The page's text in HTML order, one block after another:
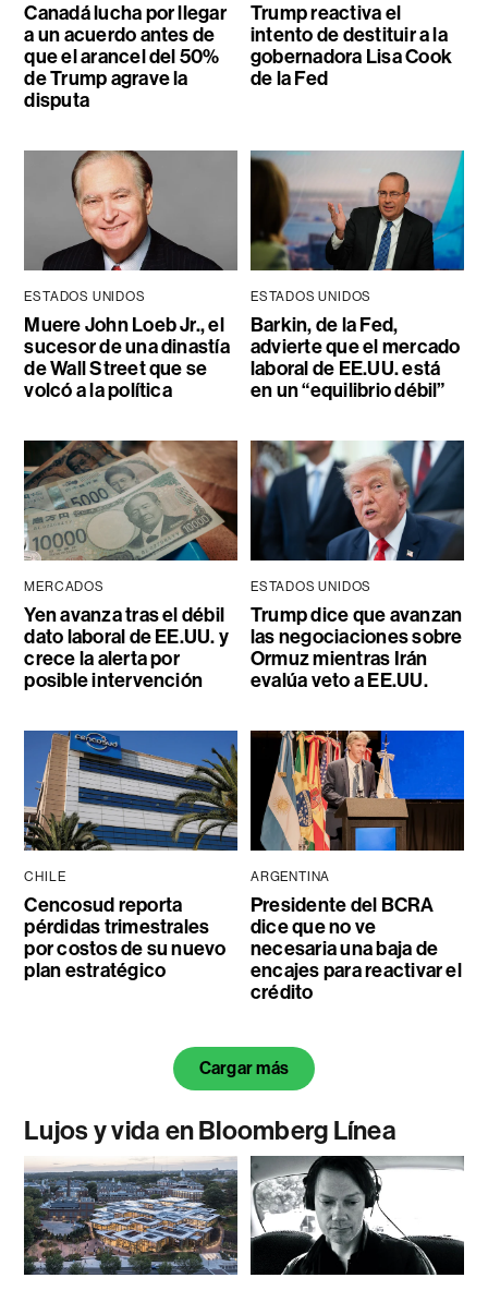
Canadá lucha por llegar
a un acuerdo antes de
que el arancel del 50%
de Trump agrave la
disputa
Trump reactiva el
intento de destituir a la
gobernadora Lisa Cook
de la Fed
ESTADOS UNIDOS
Muere John Loeb Jr., el
sucesor de una dinastía
de Wall Street que se
volcó a la política
ESTADOS UNIDOS
Barkin, de la Fed,
advierte que el mercado
laboral de EE.UU. está
en un “equilibrio débil”
MERCADOS
Yen avanza tras el débil
dato laboral de EE.UU. y
crece la alerta por
posible intervención
ESTADOS UNIDOS
Trump dice que avanzan
las negociaciones sobre
Ormuz mientras Irán
evalúa veto a EE.UU.
CHILE
Cencosud reporta
pérdidas trimestrales
por costos de su nuevo
plan estratégico
ARGENTINA
Presidente del BCRA
dice que no ve
necesaria una baja de
encajes para reactivar el
crédito
Cargar más
Lujos y vida en Bloomberg Línea